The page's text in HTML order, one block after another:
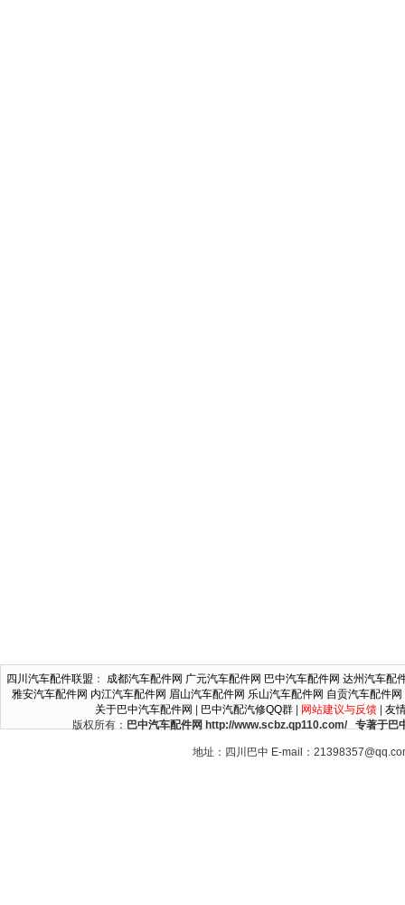
四川汽车配件联盟 ： 成都汽车配件网 广元汽车配件网 巴中汽车配件网 达州汽车配
雅安汽车配件网 内江汽车配件网 眉山汽车配件网 乐山汽车配件网 自贡汽车配件网
关于巴中汽车配件网
巴中汽配汽修QQ群| 网站建议与反馈| 友
版权所有： 巴中汽车配件网 http://www.scbz.qp110.com/ 专著于巴
地址：四川巴中 E-mail：